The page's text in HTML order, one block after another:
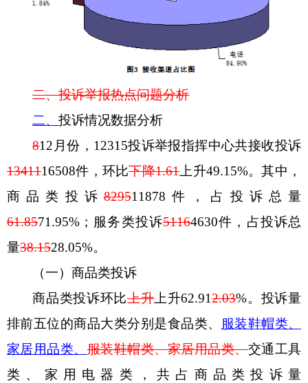
二、投诉举报热点问题分析
二、投诉情况数据分析
812 月份， 12315投诉举报指挥中心共接收投诉
1341116508件， 环比下降1.61上升49.15%。其中，
商品类投诉829511878 件，占投诉总量
61.8571.95% ；服务类投诉51164630件，占投诉总
量38.1528.05%。
（一）商品类投诉
商品类投诉环比上升上升62.912.03%。投诉量
排前五位的商品大类分别是食品类、
服装鞋帽类、
家居用品类、服装鞋帽类、家居用品类、交通工具
类、 家用电器 类，共占商品类投诉量